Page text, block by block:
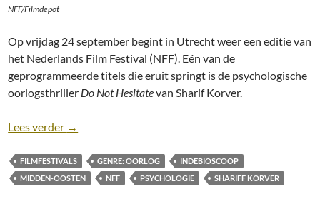
NFF/Filmdepot
Op vrijdag 24 september begint in Utrecht weer een editie van
het Nederlands Film Festival (NFF). Eén van de
geprogrammeerde titels die eruit springt is de psychologische
oorlogsthriller Do Not Hesitatevan Sharif Korver.
Lees verder NFF 2021: Do Not Hesitate [Shariff Korver, 2021]
→
FILMFESTIVALS GENRE: OORLOG
INDEBIOSCOOP
MIDDEN-OOSTEN
NFF PSYCHOLOGIE SHARIFF KORVER